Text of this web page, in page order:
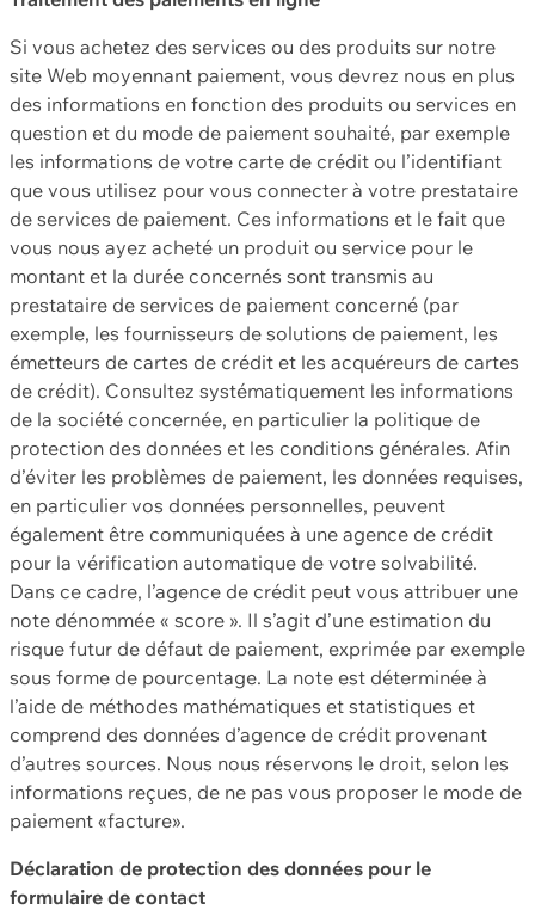
Si vous achetez des services ou des produits sur notre
site Web moyennant paiement, vous devrez nous en plus
des informations en fonction des produits ou services en
question et du mode de paiement souhaité, par exemple
les informations de votre carte de crédit ou l’identifiant
que vous utilisez pour vous connecter à votre prestataire
de services de paiement. Ces informations et le fait que
vous nous ayez acheté un produit ou service pour le
montant et la durée concernés sont transmis au
prestataire de services de paiement concerné (par
exemple, les fournisseurs de solutions de paiement, les
émetteurs de cartes de crédit et les acquéreurs de cartes
de crédit). Consultez systématiquement les informations
de la société concernée, en particulier la politique de
protection des données et les conditions générales. Afin
d’éviter les problèmes de paiement, les données requises,
en particulier vos données personnelles, peuvent
également être communiquées à une agence de crédit
pour la vérification automatique de votre solvabilité.
Dans ce cadre, l’agence de crédit peut vous attribuer une
note dénommée « score ». Il s’agit d’une estimation du
risque futur de défaut de paiement, exprimée par exemple
sous forme de pourcentage. La note est déterminée à
l’aide de méthodes mathématiques et statistiques et
comprend des données d’agence de crédit provenant
d’autres sources. Nous nous réservons le droit, selon les
informations reçues, de ne pas vous proposer le mode de
paiement «facture».
Déclaration de protection des données pour le
formulaire de contact